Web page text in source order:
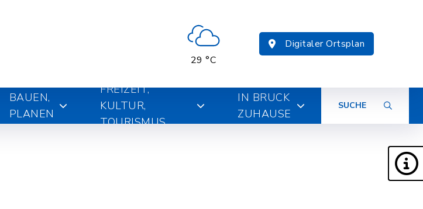
29 °C
Digitaler Ortsplan
BAUEN,
PLANEN
FREIZEIT,
KULTUR,
TOURISMUS
IN BRUCK
ZUHAUSE
SUCHE